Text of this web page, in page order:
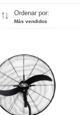
Ordenar por:
Más vendidos